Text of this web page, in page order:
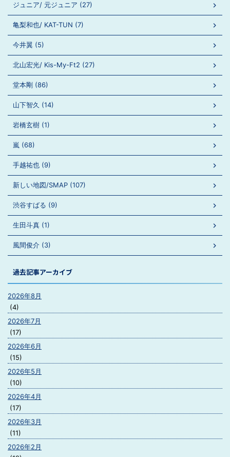
ジュニア/ 元ジュニア (27)
亀梨和也/ KAT-TUN (7)
今井翼 (5)
北山宏光/ Kis-My-Ft2 (27)
堂本剛 (86)
山下智久 (14)
岩橋玄樹 (1)
嵐 (68)
手越祐也 (9)
新しい地図/SMAP (107)
渋谷すばる (9)
生田斗真 (1)
風間俊介 (3)
過去記事アーカイブ
2026年8月
(4)
2026年7月
(17)
2026年6月
(15)
2026年5月
(10)
2026年4月
(17)
2026年3月
(11)
2026年2月